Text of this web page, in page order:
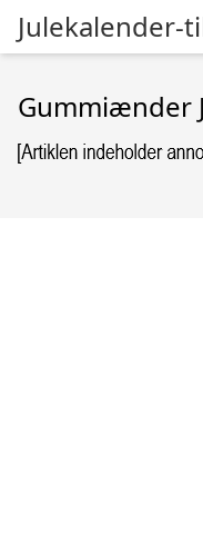
Julekalender-
Gummiænder